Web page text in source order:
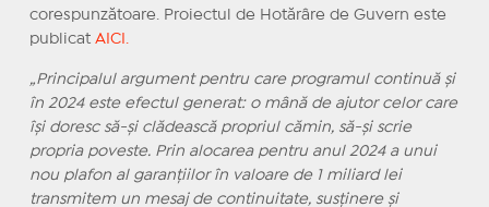
corespunzătoare. Proiectul de Hotărâre de Guvern este
publicat AICI.
„Principalul argument pentru care programul continuă și
în 2024 este efectul generat: o mână de ajutor celor care
își doresc să-și clădească propriul cămin, să-și scrie
propria poveste. Prin alocarea pentru anul 2024 a unui
nou plafon al garanţiilor în valoare de 1 miliard lei
transmitem un mesaj de continuitate, susținere și